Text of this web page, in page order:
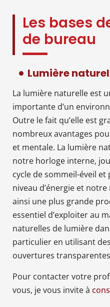
Les bases
de bureau
Lumière
La lumière naturelle est
importante d’un
Outre le fait qu’elle est
nombreux avantages
et mentale. La lumière
notre horloge interne,
cycle de sommeil-éveil
niveau d’énergie et
ainsi une plus grande
essentiel d’exploiter au
naturelles de lumière
particulier en utilisant
ouvertures
Pour contacter votre
vous, je vous invite à